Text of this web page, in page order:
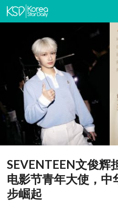
SEVENTEEN文俊辉
电影节青年大使，中
步崛起